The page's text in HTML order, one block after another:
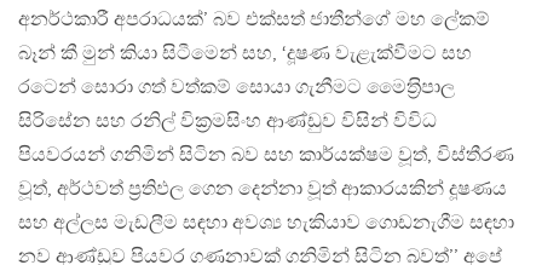
අනර්ථකාරී අපරාධයක්’ බව එක්සත් ජාතීන්ගේ මහ ලේකම්
බෑන් කී මුන් කියා සිටීමෙන් සහ, ‘දූෂණ වැළැක්වීමට සහ
රටෙන් සොරා ගත් වත්කම් සොයා ගැනීමට මෛත‍්‍රිපාල
සිරිසේන සහ රනිල් වික‍්‍රමසිංහ ආණ්ඩුව විසින් විවිධ
පියවරයන් ගනිමින් සිටින බව සහ කාර්යක්ෂම වූත්, විස්තීරණ
වූත්, අර්ථවත් ප‍්‍රතිඵල ගෙන දෙන්නා වූත් ආකාරයකින් දූෂණය
සහ අල්ලස මැඩලීම සඳහා අවශ්‍ය හැකියාව ගොඩනැගීම සඳහා
නව ආණ්ඩුව පියවර ගණනාවක් ගනිමින් සිටින බවත්’’ අපේ